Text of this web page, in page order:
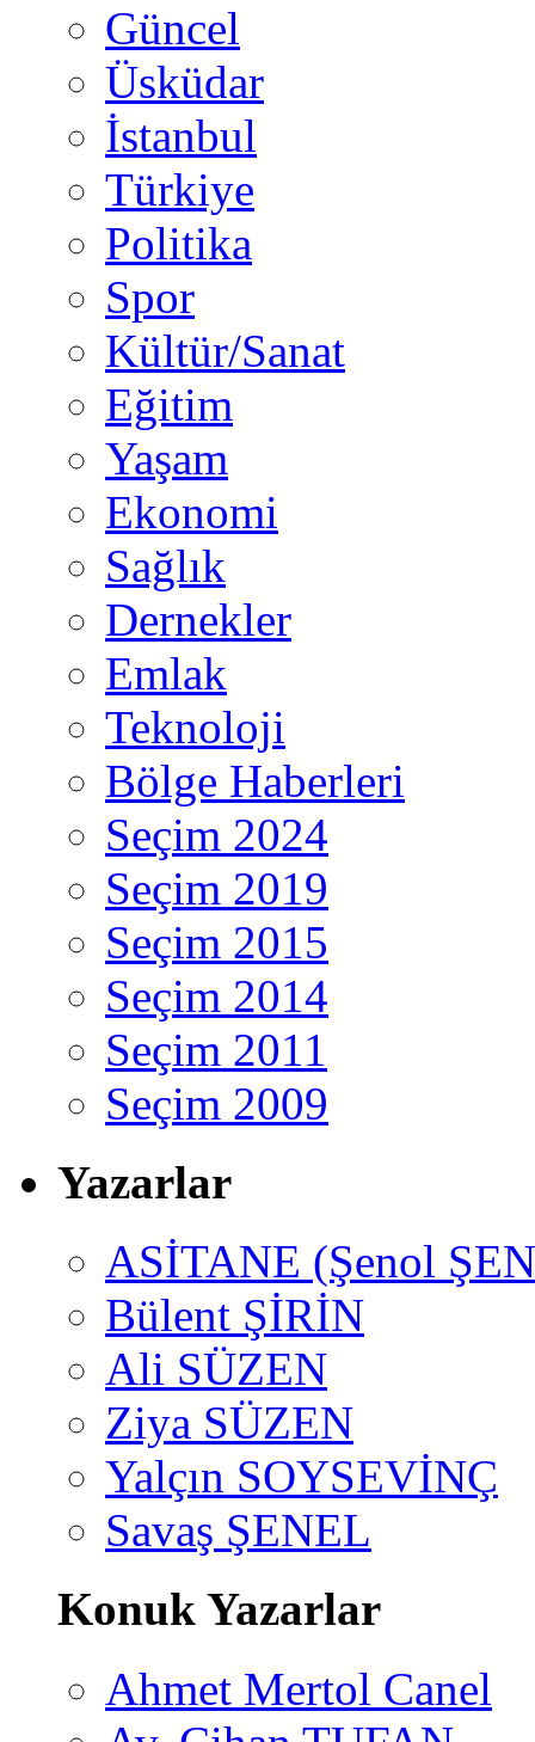
Güncel
Üsküdar
İstanbul
Türkiye
Politika
Spor
Kültür/Sanat
Eğitim
Yaşam
Ekonomi
Sağlık
Dernekler
Emlak
Teknoloji
Bölge Haberleri
Seçim 2024
Seçim 2019
Seçim 2015
Seçim 2014
Seçim 2011
Seçim 2009
Yazarlar
ASİTANE (Şenol
Bülent ŞİRİN
Ali SÜZEN
Ziya SÜZEN
Yalçın SOYSEVİNÇ
Savaş ŞENEL
Konuk Yazarlar
Ahmet Mertol Canel